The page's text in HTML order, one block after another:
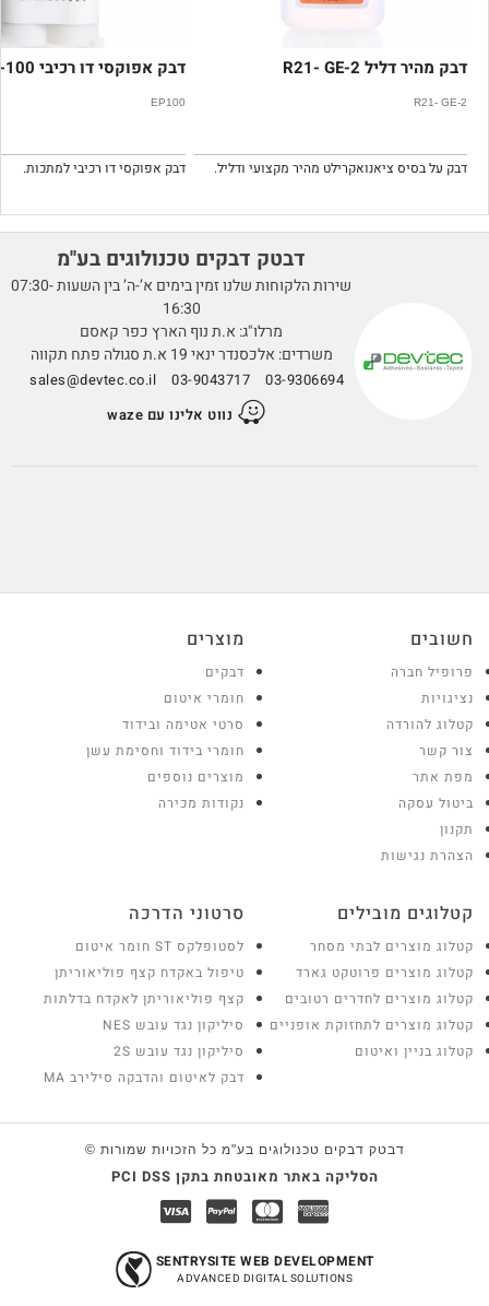
דבק מהיר דליל R21- GE-2
R21- GE-2
דבק על בסיס ציאנואקרילט מהיר מקצועי ודליל.
דבק אפוקסי דו רכיבי EP-100
EP100
דבק אפוקסי דו רכיבי למתכות.
דבטק דבקים טכנולוגים בע''מ
שירות הלקוחות שלנו זמין בימים א’-ה’ בין השעות 07:30-
16:30
מרלו"ג: א.ת נוף הארץ כפר קאסם
משרדים: אלכסנדר ינאי 19 א.ת סגולה פתח תקווה
03-9306694
03-9043717
sales@devtec.co.il
נווט אלינו עם waze
חשובים
פרופיל חברה
נציגויות
קטלוג להורדה
צור קשר
מפת אתר
ביטול עסקה
תקנון
הצהרת נגישות
מוצרים
דבקים
חומרי איטום
סרטי אטימה ובידוד
חומרי בידוד וחסימת עשן
מוצרים נוספים
נקודות מכירה
קטלוגים מובילים
קטלוג מוצרים לבתי מסחר
קטלוג מוצרים פרוטקט גארד
קטלוג מוצרים לחדרים רטובים
קטלוג מוצרים לתחזוקת אופניים
קטלוג בניין ואיטום
סרטוני הדרכה
לסטופלקס ST חומר איטום
טיפול באקדח קצף פוליאוריתן
קצף פוליאוריתן לאקדח בדלתות
סיליקון נגד עובש NES
סיליקון נגד עובש 2S
דבק לאיטום והדבקה סילירב MA
דבטק דבקים טכנולוגים בע"מ כל הזכויות שמורות ©
הסליקה באתר מאובטחת בתקן PCI DSS
SENTRYSITE WEB DEVELOPMENT
ADVANCED DIGITAL SOLUTIONS
כמות בסל:0
מעבר לתשלום